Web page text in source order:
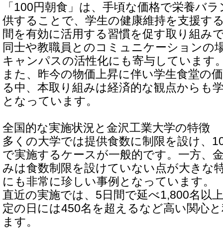
「100円朝食」は、手頃な価格で栄養バ
供することで、学生の健康維持を支援す
間を有効に活用する習慣を促す取り組み
同士や教職員とのコミュニケーションの
キャンパスの活性化にも寄与しています
また、昨今の物価上昇に伴い学生食堂の
る中、本取り組みは経済的な観点からも
となっています。
全国的な実施状況と金沢工業大学の特徴
多くの大学では提供食数に制限を設け、
で実施するケースが一般的です。一方、
みは食数制限を設けていない点が大きな
にも非常に珍しい事例となっています。
直近の実施では、5日間で延べ1,800名以
定の日には450名を超えるなど高い関心
ます。